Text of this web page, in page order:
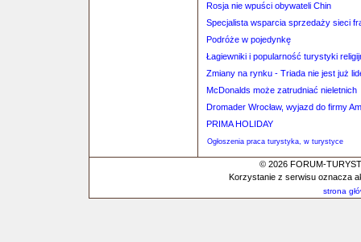
Rosja nie wpuści obywateli Chin
Specjalista wsparcia sprzedaży sieci
Podróże w pojedynkę
Łagiewniki i popularność turystyki
Zmiany na rynku - Triada nie jest już
McDonalds może zatrudniać nieletnich
Dromader Wrocław, wyjazd do firmy
PRIMA HOLIDAY
Ogłoszenia praca turystyka, w turystyce
© 2026 FORUM-
Korzystanie z serwisu oznacza
strona